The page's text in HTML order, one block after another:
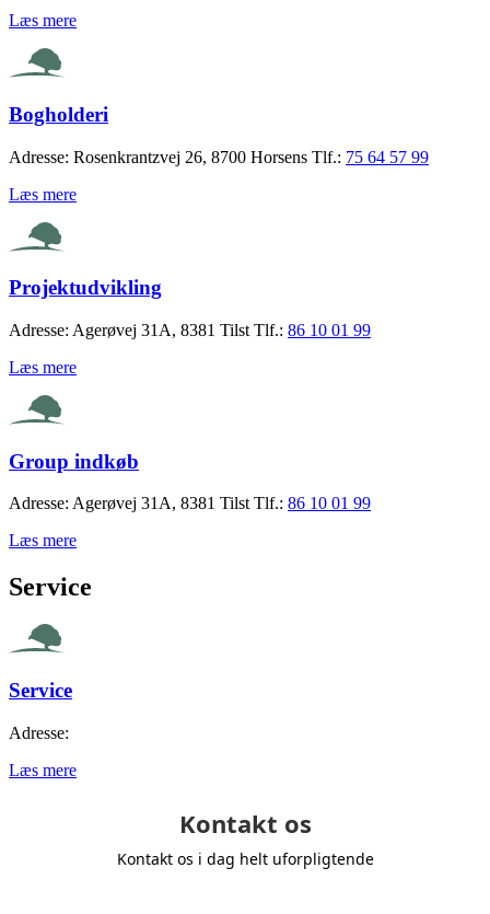
Læs mere
Bogholderi
Adresse: Rosenkrantzvej 26, 8700 Horsens Tlf.: 75 64 57 99
Læs mere
Projektudvikling
Adresse: Agerøvej 31A, 8381 Tilst Tlf.: 86 10 01 99
Læs mere
Group indkøb
Adresse: Agerøvej 31A, 8381 TilstTlf.: 86 10 01 99
Læs mere
Service
Service
Adresse:
Læs mere
Kontakt os
Kontakt os i dag helt uforpligtende